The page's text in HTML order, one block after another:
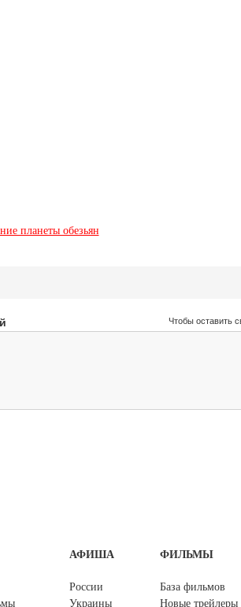
планеты обезьян
Чтобы оставить
АФИША
России
Украины
ФИЛЬМЫ
База фильмов
Новые трейлеры